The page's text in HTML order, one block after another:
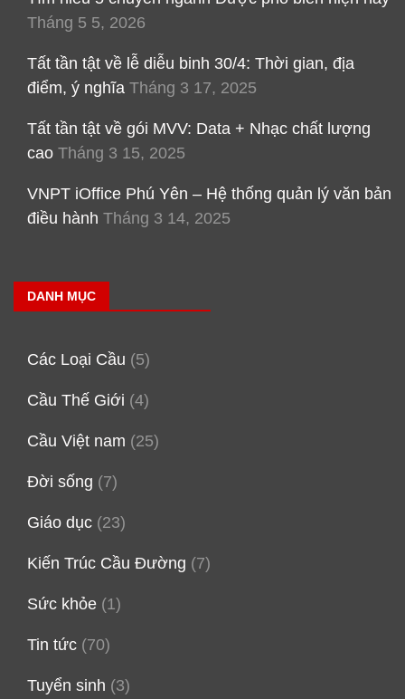
Tháng 5 5, 2026
Tất tần tật về lễ diễu binh 30/4: Thời gian, địa
điểm, ý nghĩa Tháng 3 17, 2025
Tất tần tật về gói MVV: Data + Nhạc chất lượng
cao Tháng 3 15, 2025
VNPT iOffice Phú Yên – Hệ thống quản lý văn bản
điều hành Tháng 3 14, 2025
DANH MỤC
Các Loại Cầu (5)
Cầu Thế Giới (4)
Cầu Việt nam (25)
Đời sống (7)
Giáo dục (23)
Kiến Trúc Cầu Đường (7)
Sức khỏe (1)
Tin tức (70)
Tuyển sinh (3)